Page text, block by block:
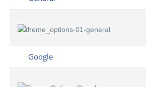
Google